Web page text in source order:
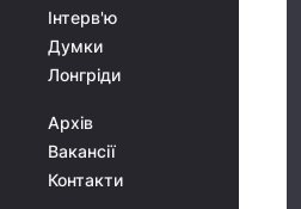
Інтерв'ю
Думки
Лонгріди
Архів
Вакансії
Контакти